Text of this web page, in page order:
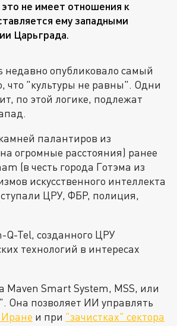
не имеет отношения к
ему западными
Царьграда.
недавно опубликовало самый
что "культуры не равны". Одни
по этой логике, подлежат
палантиров из
огромные расстояния) ранее
(в честь города Готэма из
искусственного интеллекта
ЦРУ, ФБР, полиция,
Tel, созданного ЦРУ
технологий в интересах
Smart System, MSS, или
Она позволяет ИИ управлять
и при "зачистках" сектора